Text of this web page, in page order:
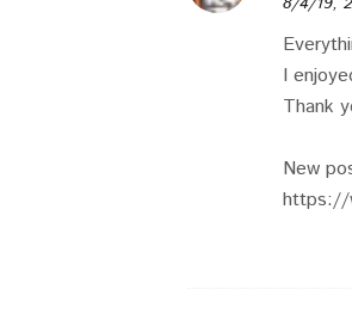
I
Thank
New
https://